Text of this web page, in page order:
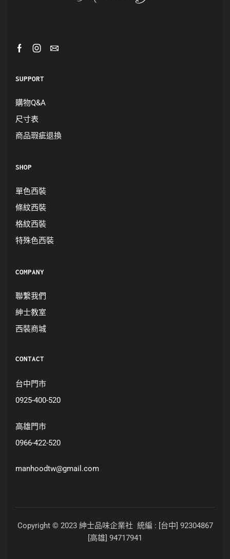
SUPPORT
購物Q&A
尺寸表
商品瑕疵退換
SHOP
單色西裝
條紋西裝
格紋西裝
特殊色西裝
COMPANY
聯繫我們
紳士教室
西裝商城
CONTACT
台中門市
0925-400-520
高雄門市
0966-422-520
manhoodtw@gmail.com
Copyright © 2023 紳士品味企業社 統編 : [台中] 92304867
[高雄] 94717941